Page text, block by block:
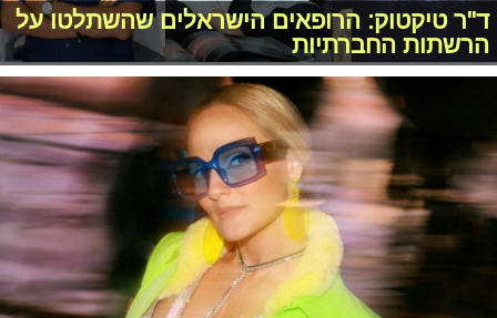
ד"ר טיקטוק: הרופאים הישראלים שהשתלטו על
הרשתות החברתיות